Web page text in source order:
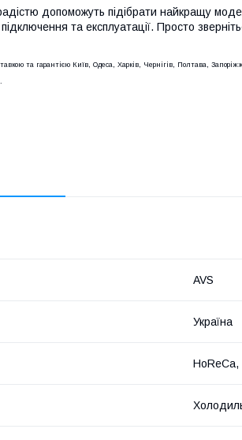
допоможуть підібрати найкращу
та експлуатації. Просто
та гарантією Київ, Одеса, Харків, Чернігів, Полтава,
AVS
Україна
HoReCa,